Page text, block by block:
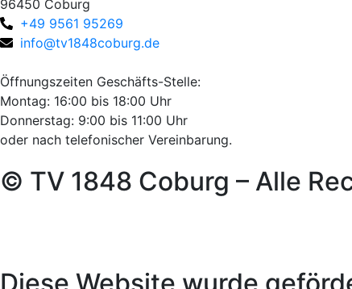
96450 Coburg
+49 9561 95269
info@tv1848coburg.de
Öffnungszeiten Geschäfts-Stelle:
Montag: 16:00 bis 18:00 Uhr
Donnerstag: 9:00 bis 11:00 Uhr
oder nach telefonischer Vereinbarung.
© TV 1848 Coburg – Alle